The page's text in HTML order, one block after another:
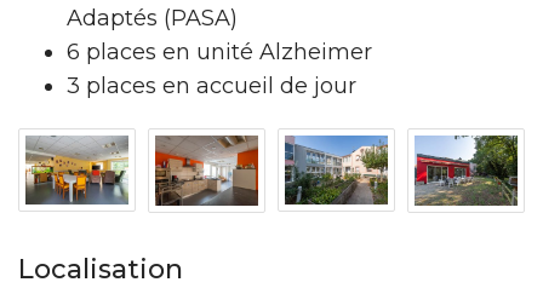
Adaptés (PASA)
6 places en unité Alzheimer
3 places en accueil de jour
Localisation